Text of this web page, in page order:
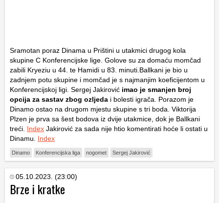
Sramotan poraz Dinama u Prištini u utakmici drugog kola
skupine C Konferencijske lige. Golove su za domaću momčad
zabili Kryeziu u 44. te Hamidi u 83. minuti.Ballkani je bio u
zadnjem potu skupine i momčad je s najmanjim koeficijentom u
Konferencijskoj ligi. Sergej Jakirović imao je smanjen broj
opcija za sastav zbog ozljeda i bolesti igrača. Porazom je
Dinamo ostao na drugom mjestu skupine s tri boda. Viktorija
Plzen je prva sa šest bodova iz dvije utakmice, dok je Ballkani
treći. Index Jakirović za sada nije htio komentirati hoće li ostati u
Dinamu. Index
Dinamo Konferencijska liga nogomet Sergej Jakirović
05.10.2023. (23:00)
Brze i kratke